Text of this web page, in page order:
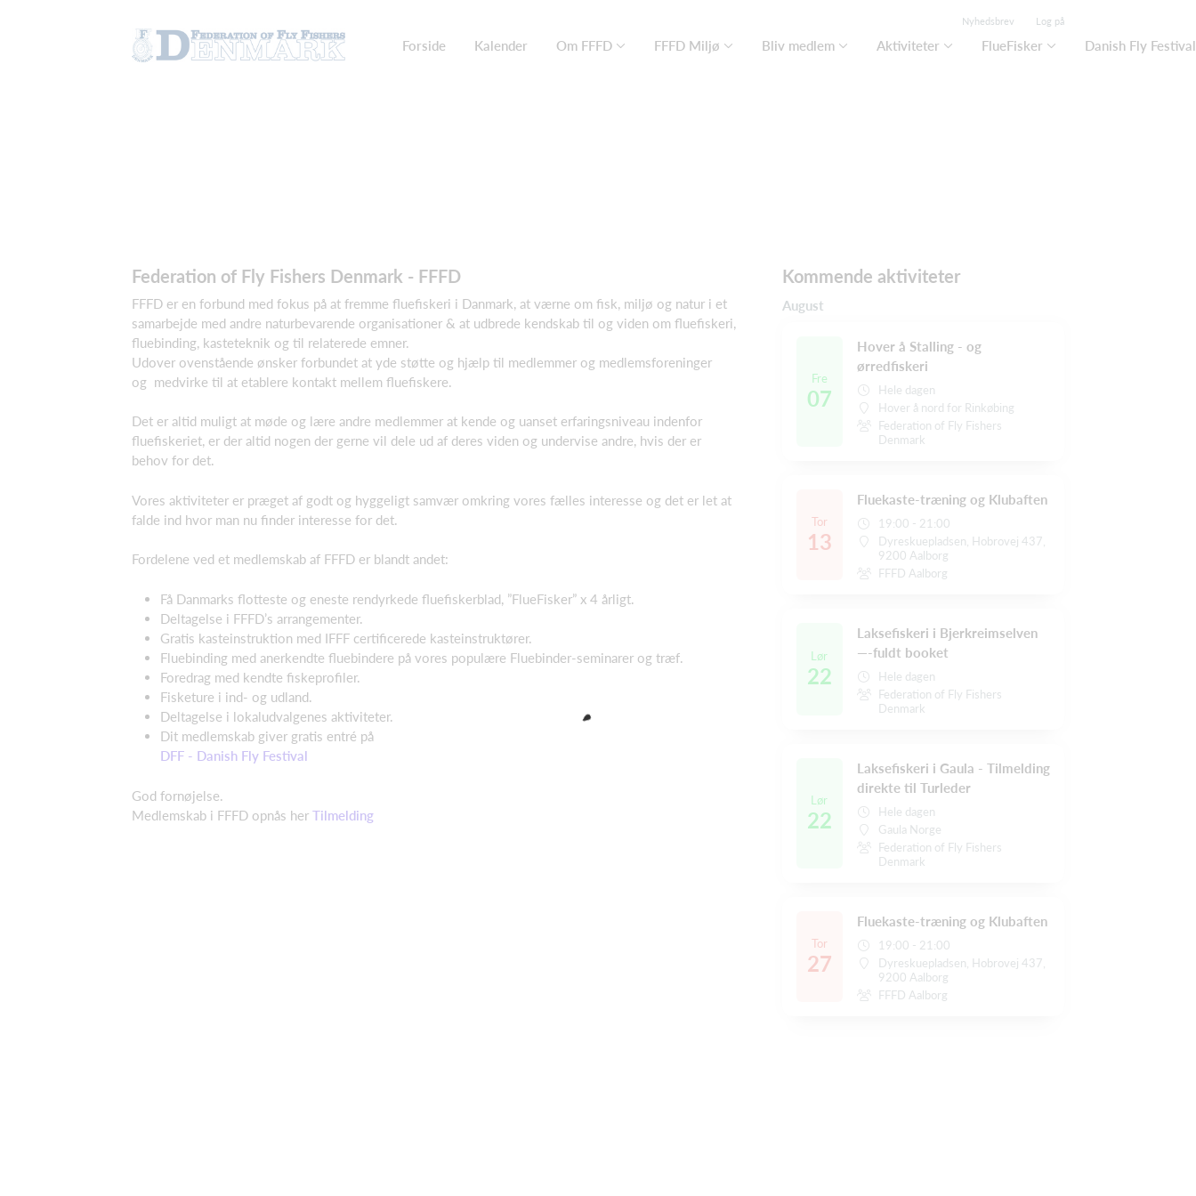
Nyhedsbrev Log på
Forside Kalender Om FFFD FFFD Miljø Bliv medlem Aktiviteter FlueFisker Danish Fly Festival
Federation of Fly Fishers Denmark - FFFD
FFFD er en forbund med fokus på at fremme fluefiskeri i Danmark, at værne om fisk, miljø og natur i et
samarbejde med andre naturbevarende organisationer & at udbrede kendskab til og viden om fluefiskeri,
fluebinding, kasteteknik og til relaterede emner.
Udover ovenstående ønsker forbundet at yde støtte og hjælp til medlemmer og medlemsforeninger
og medvirke til at etablere kontakt mellem fluefiskere.
Det er altid muligt at møde og lære andre medlemmer at kende og uanset erfaringsniveau indenfor
fluefiskeriet, er der altid nogen der gerne vil dele ud af deres viden og undervise andre, hvis der er
behov for det.
Vores aktiviteter er præget af godt og hyggeligt samvær omkring vores fælles interesse og det er let at
falde ind hvor man nu finder interesse for det.
Fordelene ved et medlemskab af FFFD er blandt andet:
Få Danmarks flotteste og eneste rendyrkede fluefiskerblad, ”FlueFisker” x 4 årligt.
Deltagelse i FFFD’s arrangementer.
Gratis kasteinstruktion med IFFF certificerede kasteinstruktører.
Fluebinding med anerkendte fluebindere på vores populære Fluebinder-seminarer og træf.
Foredrag med kendte fiskeprofiler.
Fisketure i ind- og udland.
Deltagelse i lokaludvalgenes aktiviteter.
Dit medlemskab giver gratis entré på
DFF - Danish Fly Festival
God fornøjelse.
Medlemskab i FFFD opnås her Tilmelding
Kommende aktiviteter
August
Fre
07
Hover å Stalling - og
ørredfiskeri
Hele dagen
Hover å nord for Rinkøbing
Federation of Fly Fishers
Denmark
Tor
13
Fluekaste-træning og Klubaften
19:00 - 21:00
Dyreskuepladsen, Hobrovej 437,
9200 Aalborg
FFFD Aalborg
Lør
22
Laksefiskeri i Bjerkreimselven
—-fuldt booket
Hele dagen
Federation of Fly Fishers
Denmark
Lør
22
Laksefiskeri i Gaula - Tilmelding
direkte til Turleder
Hele dagen
Gaula Norge
Federation of Fly Fishers
Denmark
Tor
27
Fluekaste-træning og Klubaften
19:00 - 21:00
Dyreskuepladsen, Hobrovej 437,
9200 Aalborg
FFFD Aalborg